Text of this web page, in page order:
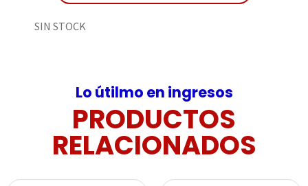
SIN STOCK
Lo útilmo en ingresos
PRODUCTOS
RELACIONADOS